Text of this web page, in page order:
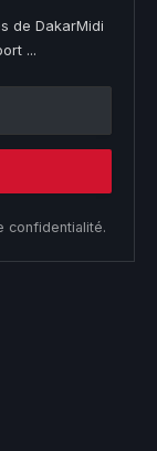
de DakarMidi
...
confidentialité.